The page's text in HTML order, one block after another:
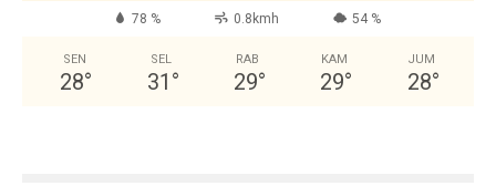
78 % 0.8kmh 54 %
SEN
28°
SEL
31 °
RAB
29°
KAM
29°
JUM
28°